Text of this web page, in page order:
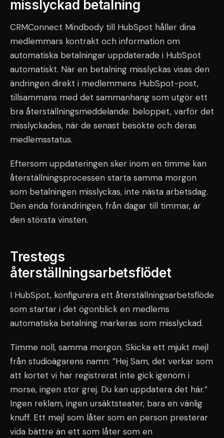
misslyckad betalning
CRMConnect Mindbody till HubSpot håller dina
medlemmars kontrakt och information om
automatiska betalningar uppdaterade i HubSpot
automatiskt. När en betalning misslyckas visas den
ändringen direkt i medlemmens HubSpot-post,
tillsammans med det sammanhang som utgör ett
bra återställningsmeddelande: beloppet, varför det
misslyckades, när de senast besökte och deras
medlemsstatus.
Eftersom uppdateringen sker inom en timme kan
återställningsprocessen starta samma morgon
som betalningen misslyckas, inte nästa arbetsdag.
Den enda förändringen, från dagar till timmar, är
den största vinsten.
Trestegs
återställningsarbetsflödet
I HubSpot, konfigurera ett återställningsarbetsflöde
som startar i det ögonblick en medlems
automatiska betalning markeras som misslyckad.
Timme noll, samma morgon. Skicka ett mjukt mejl
från studioägarens namn: ”Hej Sam, det verkar som
att kortet vi har registrerat inte gick igenom i
morse, ingen stor grej. Du kan uppdatera det här.”
Ingen reklam, ingen ursäktsteater, bara en vänlig
knuff. Ett mejl som låter som en person presterar
vida bättre än ett som låter som en